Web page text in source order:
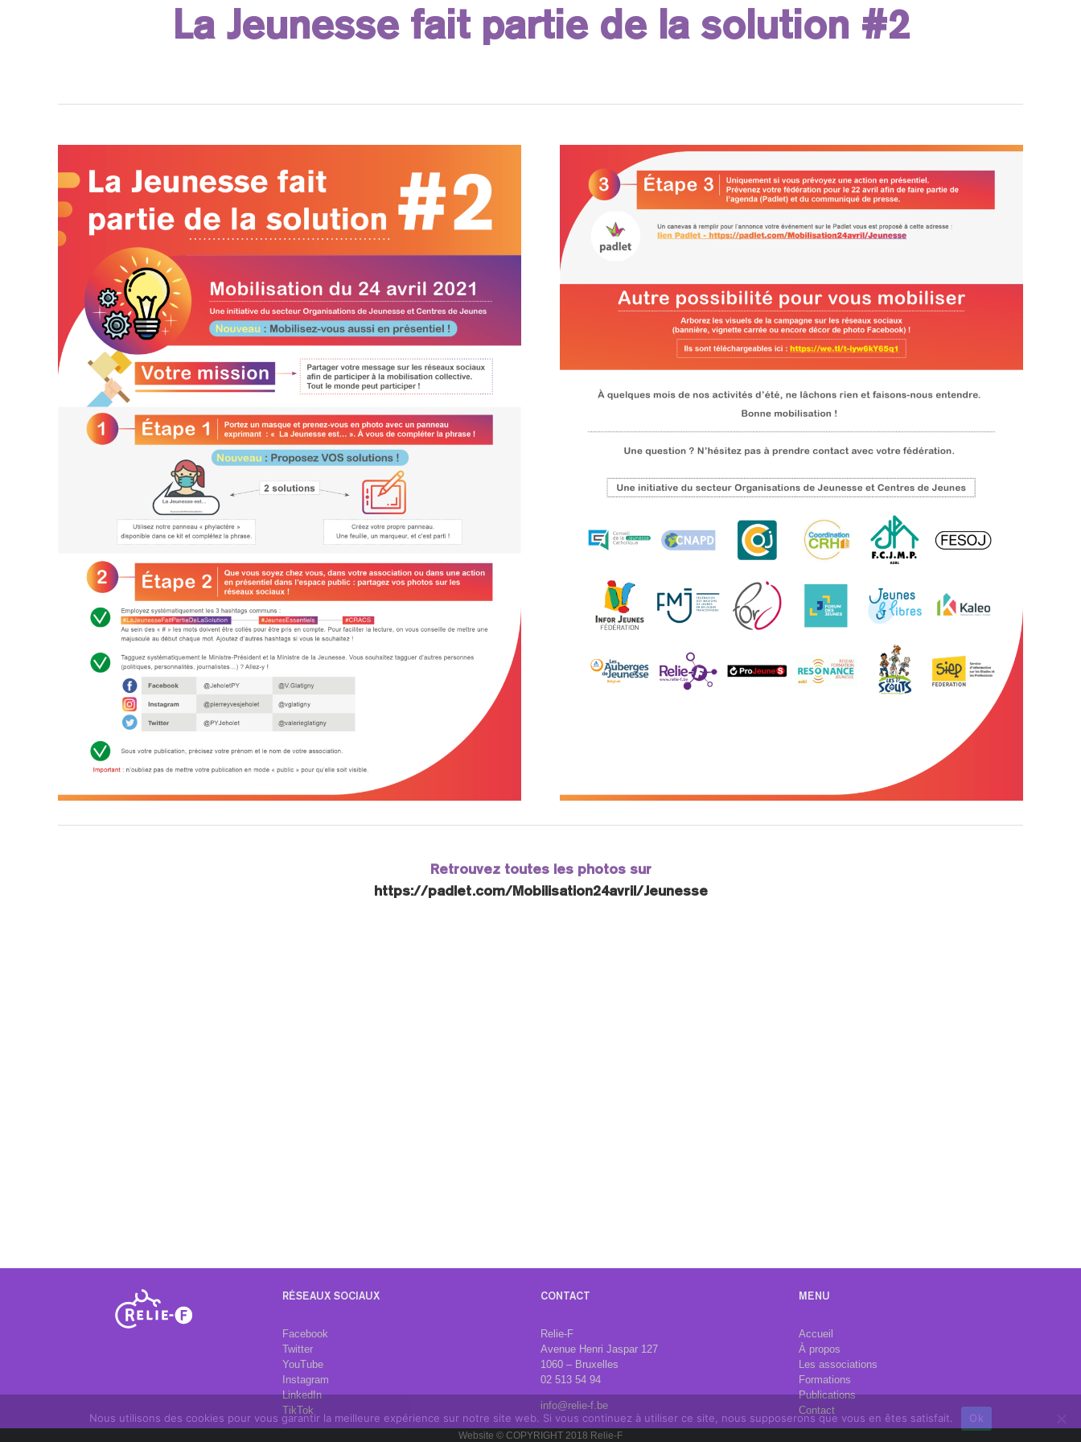
La Jeunesse fait partie de la solution #2
Retrouvez toutes les photos sur
https://padlet.com/Mobilisation24avril/Jeunesse
RÉSEAUX SOCIAUX
Facebook
Twitter
YouTube
Instagram
LinkedIn
TikTok
CONTACT
Relie-F
Avenue Henri Jaspar 127
1060 – Bruxelles
02 513 54 94
info@relie-f.be
MENU
Accueil
À propos
Les associations
Formations
Publications
Contact
Website © COPYRIGHT 2018 Relie-F
Nous utilisons des cookies pour vous garantir la meilleure expérience sur notre site web. Si vous continuez à utiliser ce site, nous supposerons que vous en êtes satisfait. Ok